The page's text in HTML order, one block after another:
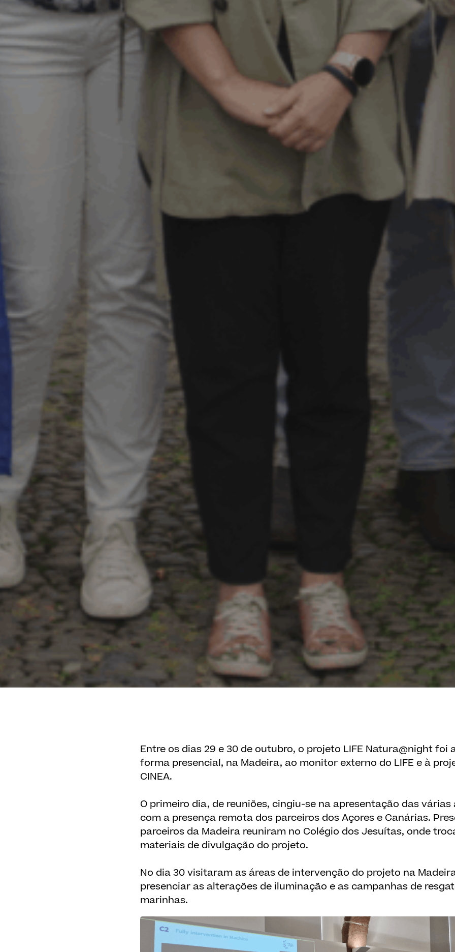
Entre os dias 29 e 30 de outubro, o projeto LIFE Natura@night foi
forma presencial, na Madeira, ao monitor externo do LIFE e à
CINEA.
O primeiro dia, de reuniões, cingiu-se na apresentação das
com a presença remota dos parceiros dos Açores e Canárias.
parceiros da Madeira reuniram no Colégio dos Jesuítas, onde
materiais de divulgação do projeto.
No dia 30 visitaram as áreas de intervenção do projeto na
presenciar as alterações de iluminação e as campanhas de
marinhas.